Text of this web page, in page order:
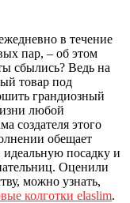
в течение
пар, – об этом
сбылись? Ведь на
товар под
грандиозный
любой
создателя этого
обещает
посадку и
Оценили
можно узнать,
колготки elaslim.